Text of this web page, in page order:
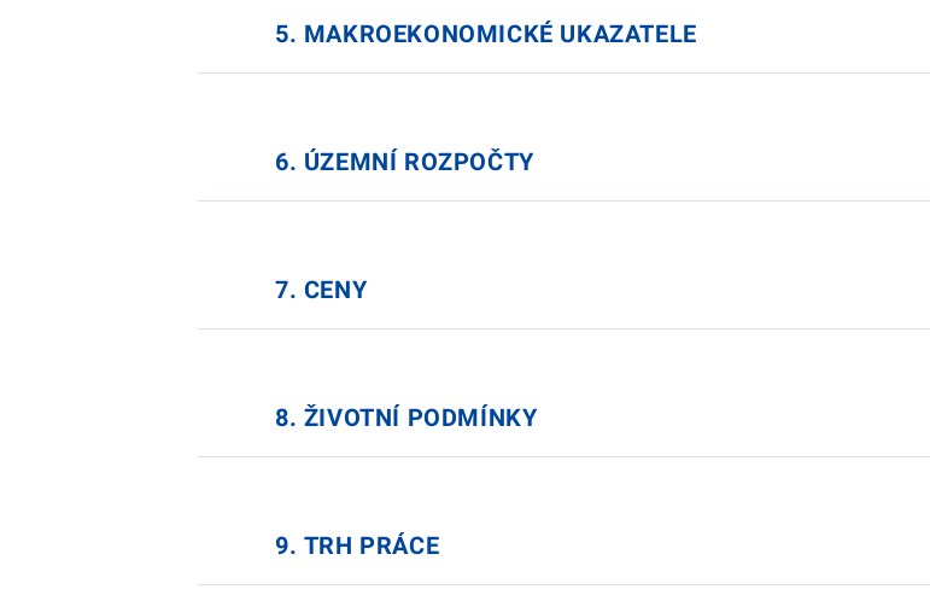
5. MAKROEKONOMICKÉ UKAZATELE
6. ÚZEMNÍ ROZPOČTY
7. CENY
8. ŽIVOTNÍ PODMÍNKY
9. TRH PRÁCE